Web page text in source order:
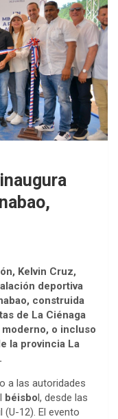
Kelvin Cruz,
deportiva
construida
de La Ciénaga
o incluso
la provincia La
a las autoridades
béisbol, desde las
12). El evento